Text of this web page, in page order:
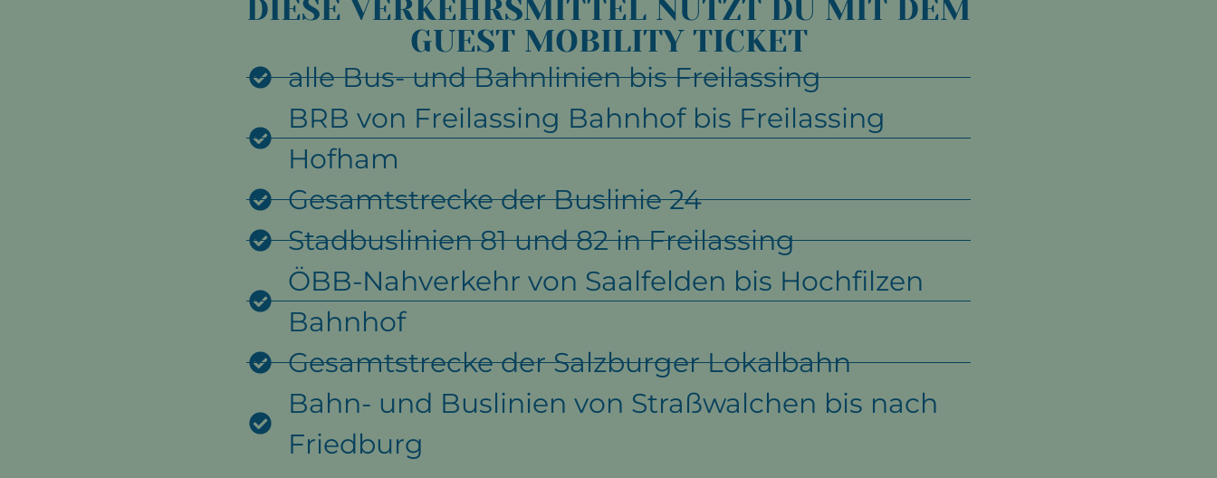
DIESE VERKEHRSMITTEL NUTZT DU MIT DEM
GUEST MOBILITY TICKET
alle Bus- und Bahnlinien bis Freilassing
BRB von Freilassing Bahnhof bis Freilassing
Hofham
Gesamtstrecke der Buslinie 24
Stadbuslinien 81 und 82 in Freilassing
ÖBB-Nahverkehr von Saalfelden bis Hochfilzen
Bahnhof
Gesamtstrecke der Salzburger Lokalbahn
Bahn- und Buslinien von Straßwalchen bis nach
Friedburg